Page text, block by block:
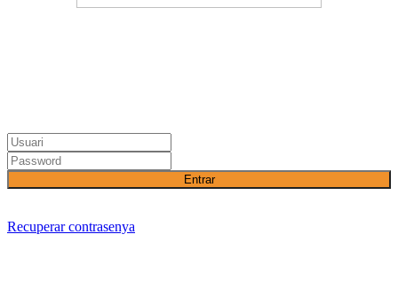
Entrar
Recuperar contrasenya